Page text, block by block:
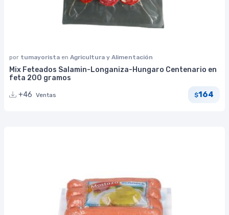
por tumayorista en Agricultura y Alimentación
Mix Feteados Salamin-Longaniza-Hungaro Centenario en
feta 200 gramos
+46 Ventas $164